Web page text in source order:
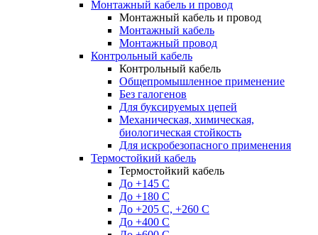
Монтажный кабель и провод
Монтажный кабель и провод
Монтажный кабель
Монтажный провод
Контрольный кабель
Контрольный кабель
Общепромышленное применение
Без галогенов
Для буксируемых цепей
Механическая, химическая,
биологическая стойкость
Для искробезопасного применения
Термостойкий кабель
Термостойкий кабель
До +145 С
До +180 C
До +205 С, +260 С
До +400 C